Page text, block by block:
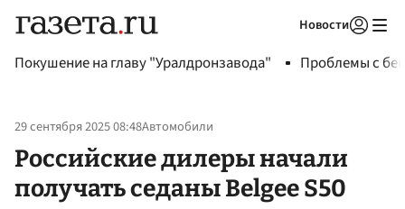
Новости
Покушение на главу "Уралдронзавода" Проблемы с
29 сентября 2025 08:48Автомобили
Российские дилеры начали
получать седаны Belgee S50